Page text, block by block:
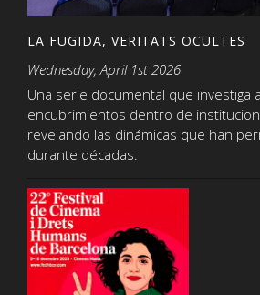
LA FUGIDA, VERITATS OCULTES
Wednesday, April 1st 2026
Una serie documental que investiga
encubrimientos dentro de
revelando las dinámicas que han
durante décadas.